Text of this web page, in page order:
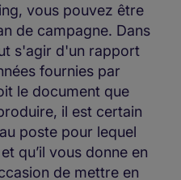
vous pouvez être
de campagne. Dans
s'agir d'un rapport
fournies par
le document que
il est certain
poste pour lequel
qu’il vous donne en
de mettre en